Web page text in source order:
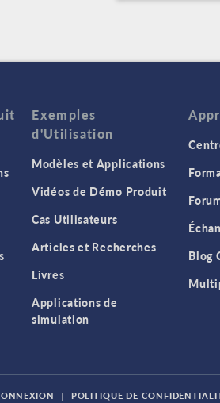
Exemples
d'Utilisation
Modèles et Applications
Vidéos de Démo Produit
Cas Utilisateurs
Articles et Recherches
Livres
Applications de
simulation
Blog
| POLITIQUE DE